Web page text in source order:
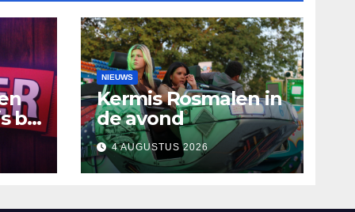
bij
NIEUWS
Kermis Rosmalen in
de avond
4 AUGUSTUS 2026